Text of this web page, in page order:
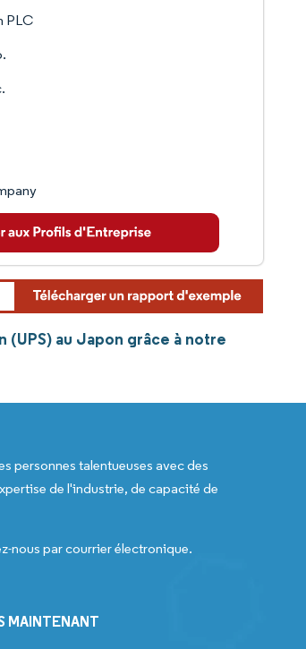
PLC
au Japon grâce à notre
personnes talentueuses avec des
de l'industrie, de capacité de
nous par courrier électronique.
MAINTENANT